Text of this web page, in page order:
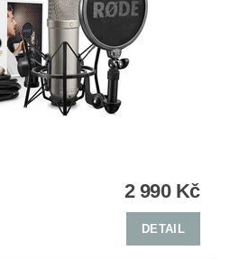
2 990 Kč
DETAIL